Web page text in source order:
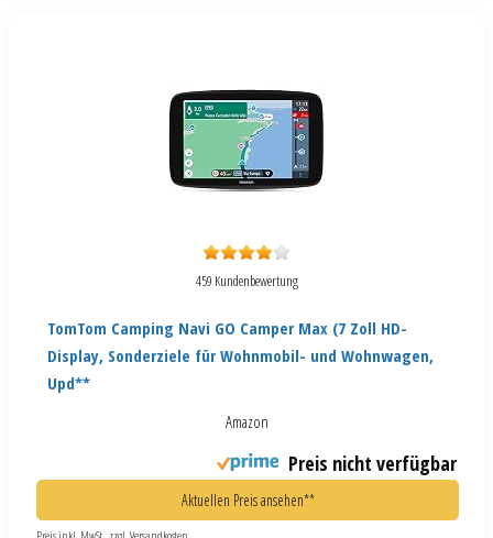
459 Kundenbewertung
TomTom Camping Navi GO Camper Max (7 Zoll HD-
Display, Sonderziele für Wohnmobil- und Wohnwagen,
Upd**
Amazon
Preis nicht verfügbar
Aktuellen Preis ansehen**